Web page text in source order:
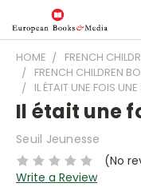
HOME
FRENCH
FRENCH CHILDREN
IL ÉTAIT UNE FOIS
Il était une
Seuil Jeunesse
(No
Write a Review